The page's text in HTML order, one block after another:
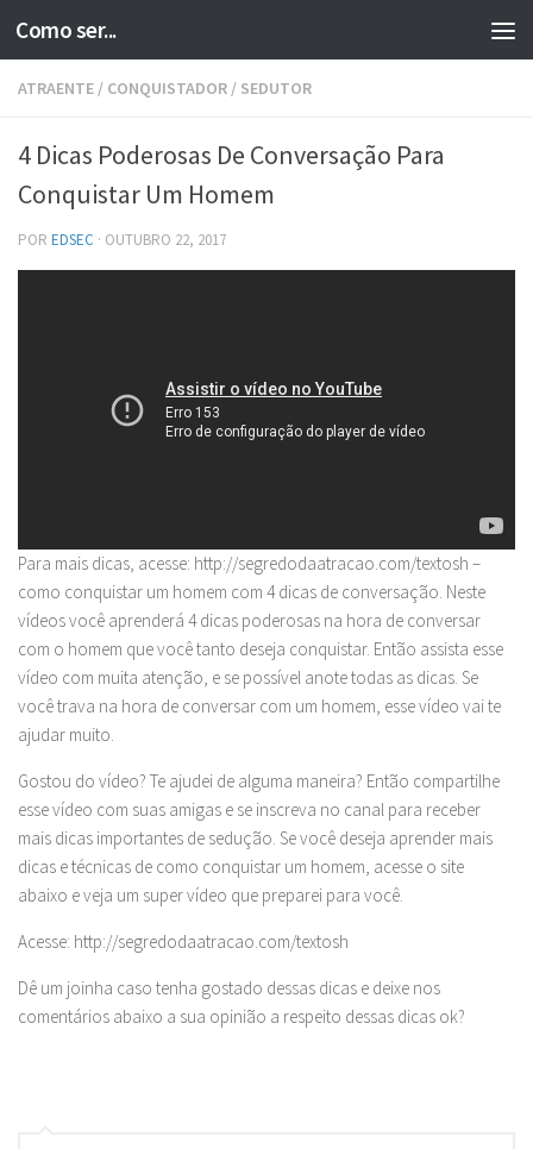
Skip to content
Como ser...
ATRAENTE / CONQUISTADOR / SEDUTOR
4 Dicas Poderosas De Conversação Para
Conquistar Um Homem
POR EDSEC · OUTUBRO 22, 2017
Para mais dicas, acesse: http://segredodaatracao.com/textosh –
como conquistar um homem com 4 dicas de conversação. Neste
vídeos você aprenderá 4 dicas poderosas na hora de conversar
com o homem que você tanto deseja conquistar. Então assista esse
vídeo com muita atenção, e se possível anote todas as dicas. Se
você trava na hora de conversar com um homem, esse vídeo vai te
ajudar muito.
Gostou do vídeo? Te ajudei de alguma maneira? Então compartilhe
esse vídeo com suas amigas e se inscreva no canal para receber
mais dicas importantes de sedução. Se você deseja aprender mais
dicas e técnicas de como conquistar um homem, acesse o site
abaixo e veja um super vídeo que preparei para você.
Acesse: http://segredodaatracao.com/textosh
Dê um joinha caso tenha gostado dessas dicas e deixe nos
comentários abaixo a sua opinião a respeito dessas dicas ok?